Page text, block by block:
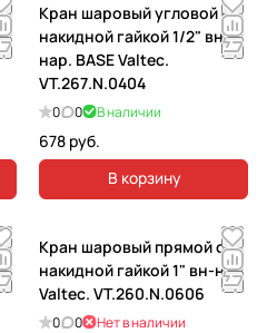
Кран шаровый угловой с
накидной гайкой 1/2" вн.-
нар. BASE Valtec.
VT.267.N.0404
0 0 В наличии
678 руб.
В корзину
Кран шаровый прямой с
накидной гайкой 1" вн-нар
Valtec. VT.260.N.0606
0 0 Нет в наличии